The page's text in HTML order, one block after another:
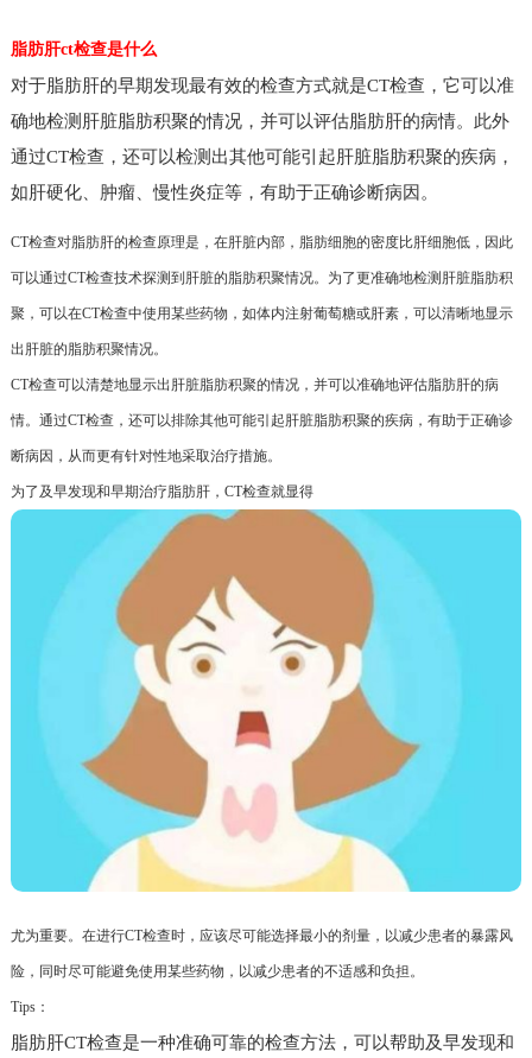
脂肪肝ct检查是什么
对于脂肪肝的早期发现最有效的检查方式就是CT检查，它可以准
确地检测肝脏脂肪积聚的情况，并可以评估脂肪肝的病情。此外
通过CT检查，还可以检测出其他可能引起肝脏脂肪积聚的疾病，
如肝硬化、肿瘤、慢性炎症等，有助于正确诊断病因。
CT检查对脂肪肝的检查原理是，在肝脏内部，脂肪细胞的密度比肝细胞低，因此
可以通过CT检查技术探测到肝脏的脂肪积聚情况。为了更准确地检测肝脏脂肪积
聚，可以在CT检查中使用某些药物，如体内注射葡萄糖或肝素，可以清晰地显示
出肝脏的脂肪积聚情况。
CT检查可以清楚地显示出肝脏脂肪积聚的情况，并可以准确地评估脂肪肝的病
情。通过CT检查，还可以排除其他可能引起肝脏脂肪积聚的疾病，有助于正确诊
断病因，从而更有针对性地采取治疗措施。
为了及早发现和早期治疗脂肪肝，CT检查就显得
尤为重要。在进行CT检查时，应该尽可能选择最小的剂量，以减少患者的暴露风
险，同时尽可能避免使用某些药物，以减少患者的不适感和负担。
Tips：
脂肪肝CT检查是一种准确可靠的检查方法，可以帮助及早发现和